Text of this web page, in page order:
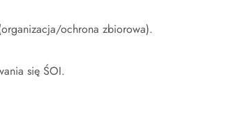
ochrona zbiorowa).
się ŚOI.